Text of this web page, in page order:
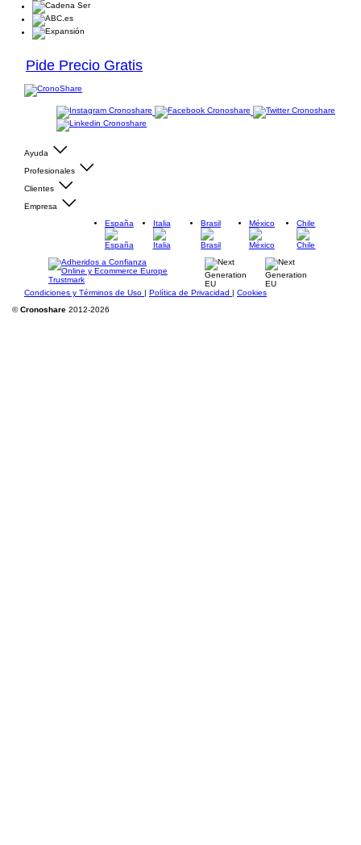
Pide Precio Gratis
Ayuda
Profesionales
Clientes
Empresa
España
Italia Brasil México Chile
Condiciones y Términos de Uso | Política de Privacidad | Cookies
©Cronoshare 2012-2026